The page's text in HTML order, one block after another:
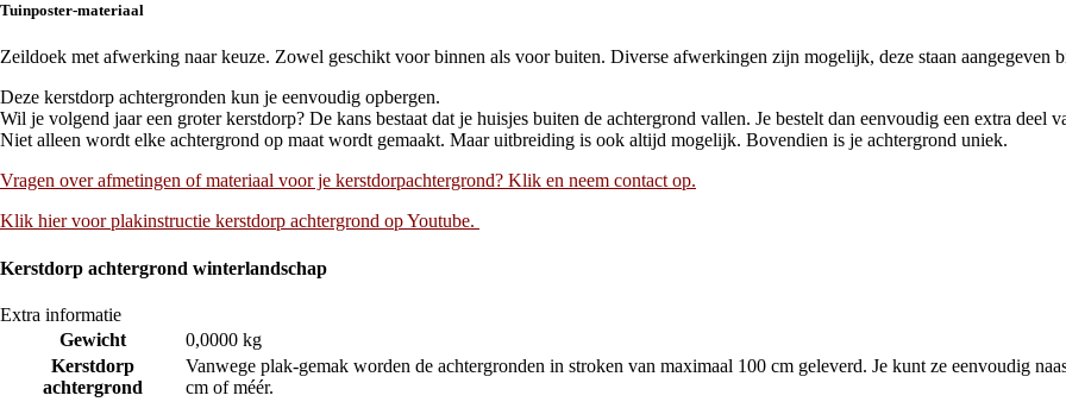
Tuinposter-materiaal
Zeildoek met afwerking naar keuze. Zowel geschikt voor binnen als voor buiten. Diverse afwerkingen zijn mogelijk, deze staan aangegeven
Deze kerstdorp achtergronden kun je eenvoudig opbergen.
Wil je volgend jaar een groter kerstdorp? De kans bestaat dat je huisjes buiten de achtergrond vallen. Je bestelt dan eenvoudig een extra deel
Niet alleen wordt elke achtergrond op maat wordt gemaakt. Maar uitbreiding is ook altijd mogelijk. Bovendien is je achtergrond uniek.
Vragen over afmetingen of materiaal voor je kerstdorpachtergrond? Klik en neem contact op.
Klik hier voor plakinstructie kerstdorp achtergrond op Youtube.
Kerstdorp achtergrond winterlandschap
Extra informatie
Gewicht
0,0000 kg
Kerstdorp
achtergrond
Vanwege plak-gemak worden de achtergronden in stroken van maximaal 100 cm geleverd. Je kunt ze eenvoudig
cm of méér.